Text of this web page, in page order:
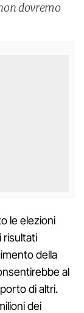
dovremo
le elezioni
risultati
della
al
di altri.
dei